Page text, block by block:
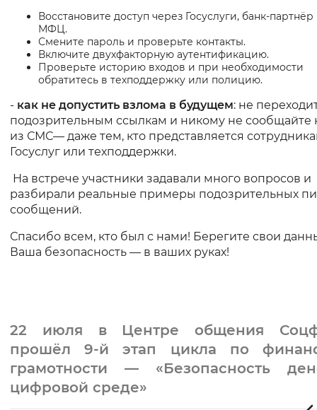
Восстановите доступ через Госуслуги,
МФЦ.
Смените пароль и проверьте контакты.
Включите двухфакторную аутентификацию.
Проверьте историю входов и при необходимости
обратитесь в техподдержку или полицию.
- как не допустить взлома в будущем: не
подозрительным ссылкам и никому не сообщайте
из СМС— даже тем, кто представляется
Госуслуг или техподдержки.
На встрече участники задавали много вопросов и
разбирали реальные примеры подозрительных
сообщений.
Спасибо всем, кто был с нами! Берегите свои
Ваша безопасность — в ваших руках!
22 июля в Центре общения
прошёл 9‑й этап цикла по
грамотности — «Безопасность
цифровой среде»